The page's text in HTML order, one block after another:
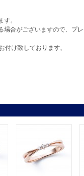
。
合がございますので、プレ
付け致しております。